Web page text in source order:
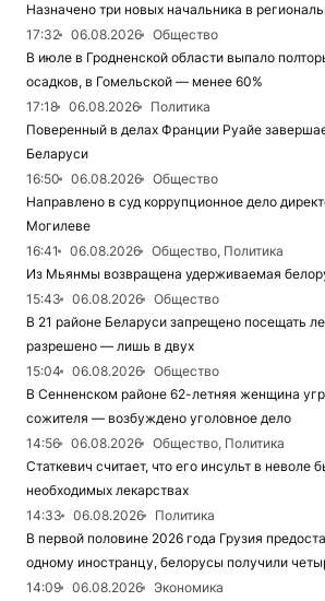
Назначено три новых начальника в
17:32
06.08.2026
Общество
В июле в Гродненской области выпало
осадков, в Гомельской — менее 60%
17:18
06.08.2026
Политика
Поверенный в делах Франции Руайе
Беларуси
16:50
06.08.2026
Общество
Направлено в суд коррупционное дело
Могилеве
16:41
06.08.2026
Общество, Политика
Из Мьянмы возвращена удерживаемая
15:43
06.08.2026
Общество
В 21 районе Беларуси запрещено посещать
разрешено — лишь в двух
15:04
06.08.2026
Общество
В Сенненском районе 62-летняя женщина
сожителя — возбуждено уголовное дело
14:56
06.08.2026
Общество, Политика
Статкевич считает, что его инсульт в неволе
необходимых лекарствах
14:33
06.08.2026
Политика
В первой половине 2026 года Грузия
одному иностранцу, белорусы получили
14:09
06.08.2026
Экономика